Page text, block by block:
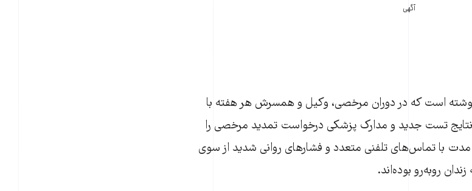
آگهی
نوشته است که در دوران مرخصی، وکیل و همسرش هر هفته با
نتایج تست جدید و مدارک پزشکی درخواست تمدید مرخصی را
مدت با تماس‌های تلفنی متعدد و فشارهای روانی شدید از سوی
روبه‌رو بوده‌اند.